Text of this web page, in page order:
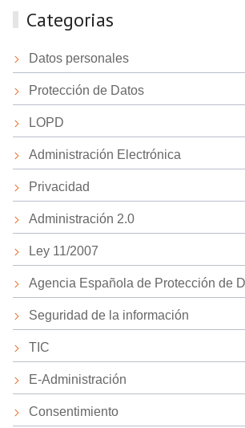
Categorias
Datos personales
Protección de Datos
LOPD
Administración Electrónica
Privacidad
Administración 2.0
Ley 11/2007
Agencia Española de Protección de
Seguridad de la información
TIC
E-Administración
Consentimiento